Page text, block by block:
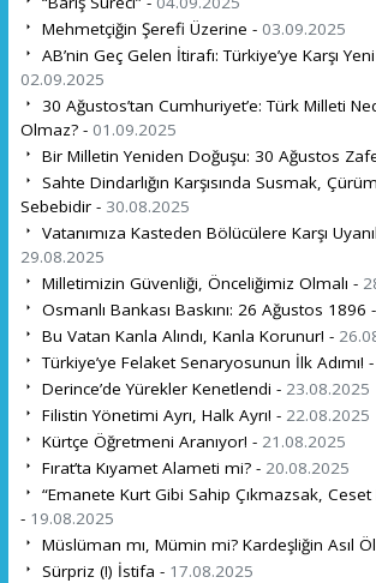
Mehmetçiğin Şerefi Üzerine - 03.09.2025
AB’nin Geç Gelen İtirafı: Türkiye’ye Karşı
02.09.2025
30 Ağustos’tan Cumhuriyet’e: Türk Milleti
Olmaz? - 01.09.2025
Bir Milletin Yeniden Doğuşu: 30 Ağustos
Sahte Dindarlığın Karşısında Susmak,
Sebebidir - 30.08.2025
Vatanımıza Kasteden Bölücülere Karşı
29.08.2025
Milletimizin Güvenliği, Önceliğimiz Olmalı -
Osmanlı Bankası Baskını: 26 Ağustos 1896 -
Bu Vatan Kanla Alındı, Kanla Korunur! -
Türkiye’ye Felaket Senaryosunun İlk Adımı! -
Derince’de Yürekler Kenetlendi - 23.08.2025
Filistin Yönetimi Ayrı, Halk Ayrı! - 22.08.2025
Kürtçe Öğretmeni Aranıyor! - 21.08.2025
Fırat’ta Kıyamet Alameti mi? - 20.08.2025
“Emanete Kurt Gibi Sahip Çıkmazsak,
- 19.08.2025
Müslüman mı, Mümin mi? Kardeşliğin Asıl
Sürpriz (!) İstifa - 17.08.2025